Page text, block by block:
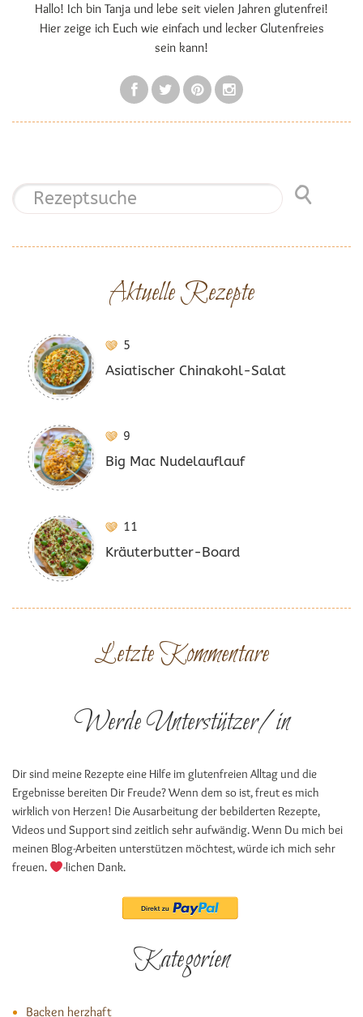
Hallo! Ich bin Tanja und lebe seit vielen Jahren glutenfrei!
Hier zeige ich Euch wie einfach und lecker Glutenfreies
sein kann!
Aktuelle Rezepte
5
Asiatischer Chinakohl-Salat
9
Big Mac Nudelauflauf
11
Kräuterbutter-Board
Letzte Kommentare
Werde Unterstützer/in
Dir sind meine Rezepte eine Hilfe im glutenfreien Alltag und die
Ergebnisse bereiten Dir Freude? Wenn dem so ist, freut es mich
wirklich von Herzen! Die Ausarbeitung der bebilderten Rezepte,
Videos und Support sind zeitlich sehr aufwändig. Wenn Du mich bei
meinen Blog-Arbeiten unterstützen möchtest, würde ich mich sehr
freuen.
-lichen Dank.
Kategorien
Backen herzhaft